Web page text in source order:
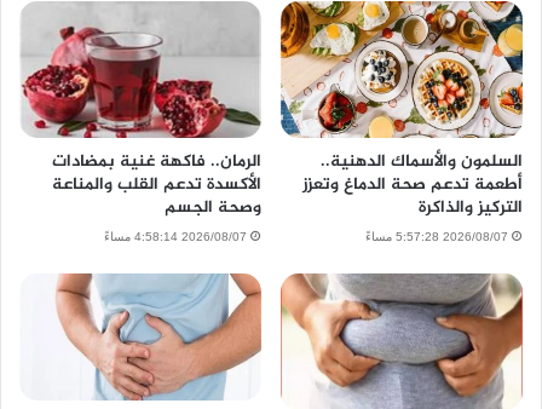
السلمون والأسماك الدهنية..
أطعمة تدعم صحة الدماغ وتعزز
التركيز والذاكرة
2026/08/07 5:57:28 مساءً
الرمان.. فاكهة غنية بمضادات
الأكسدة تدعم القلب والمناعة
وصحة الجسم
2026/08/07 4:58:14 مساءً